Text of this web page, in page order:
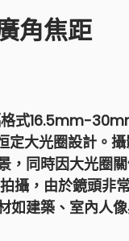
角焦距
式16.5mm-
定大光圈設計。
，同時因大光圈
攝，由於鏡頭非
如建築、室內人